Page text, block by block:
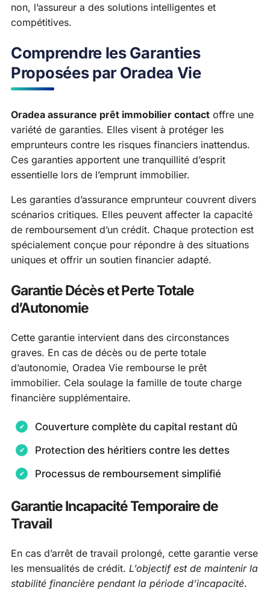
non, l’assureur a des solutions intelligentes et
compétitives.
Comprendre les Garanties
Proposées par Oradea Vie
Oradea assurance prêt immobilier contact offre une
variété de garanties. Elles visent à protéger les
emprunteurs contre les risques financiers inattendus.
Ces garanties apportent une tranquillité d’esprit
essentielle lors de l’emprunt immobilier.
Les garanties d’assurance emprunteur couvrent divers
scénarios critiques. Elles peuvent affecter la capacité
de remboursement d’un crédit. Chaque protection est
spécialement conçue pour répondre à des situations
uniques et offrir un soutien financier adapté.
Garantie Décès et Perte Totale
d’Autonomie
Cette garantie intervient dans des circonstances
graves. En cas de décès ou de perte totale
d’autonomie, Oradea Vie rembourse le prêt
immobilier. Cela soulage la famille de toute charge
financière supplémentaire.
Couverture complète du capital restant dû
Protection des héritiers contre les dettes
Processus de remboursement simplifié
Garantie Incapacité Temporaire de
Travail
En cas d’arrêt de travail prolongé, cette garantie verse
les mensualités de crédit. L’objectif est de maintenir la
stabilité financière pendant la période d’incapacité.